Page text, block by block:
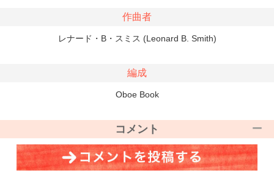
作曲者
レナード・B・スミス (Leonard B. Smith)
編成
Oboe Book
コメント